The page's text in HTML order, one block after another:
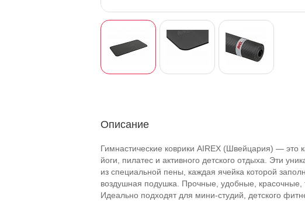
Описание
Гимнастические коврики AIREX (Швейцария) — это
йоги, пилатес и активного детского отдыха. Эти
из специальной пены, каждая ячейка которой
воздушная подушка. Прочные, удобные,
Идеально подходят для мини-студий, детского